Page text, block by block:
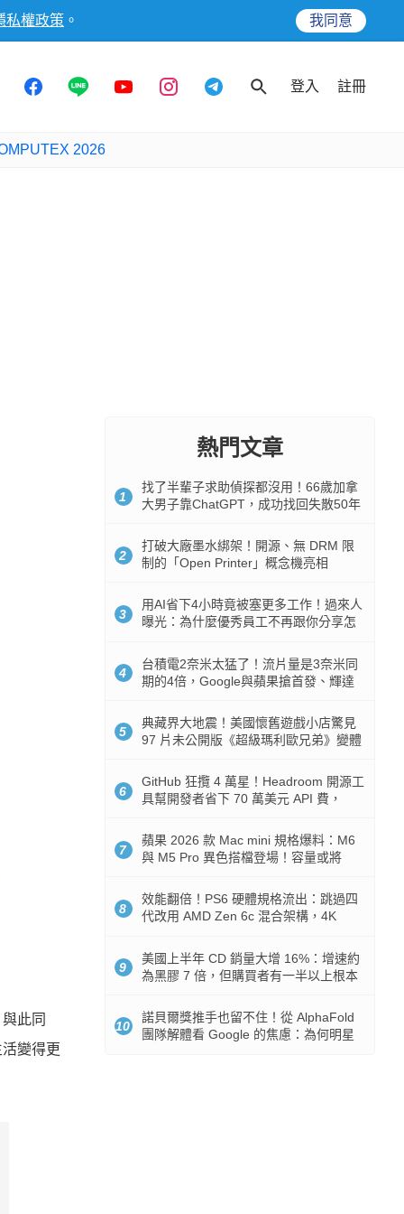
私權政策 。 我同意
登入 註冊
2026
此同
變得更
熱門文章
1
找了半輩子求助偵探都沒用！66歲加拿
大男子靠ChatGPT，成功找回失散50年
2
打破大廠墨水綁架！開源、無 DRM 限
制的「Open Printer」概念機亮相
3
用AI省下4小時竟被塞更多工作！過來人
曝光：為什麼優秀員工不再跟你分享怎
4
台積電2奈米太猛了！流片量是3奈米同
期的4倍，Google與蘋果搶首發、輝達
5
典藏界大地震！美國懷舊遊戲小店驚見
97 片未公開版《超級瑪利歐兄弟》變體
6
GitHub 狂攬 4 萬星！Headroom 開源工
具幫開發者省下 70 萬美元 API 費，
7
蘋果 2026 款 Mac mini 規格爆料：M6
與 M5 Pro 異色搭檔登場！容量或將
8
效能翻倍！PS6 硬體規格流出：跳過四
代改用 AMD Zen 6c 混合架構，4K
9
美國上半年 CD 銷量大增 16%：增速約
為黑膠 7 倍，但購買者有一半以上根本
10
諾貝爾獎推手也留不住！從 AlphaFold
團隊解體看 Google 的焦慮：為何明星